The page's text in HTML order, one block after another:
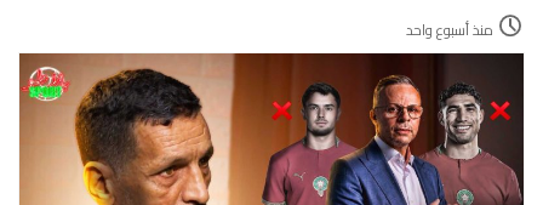
منذ أسبوع واحد